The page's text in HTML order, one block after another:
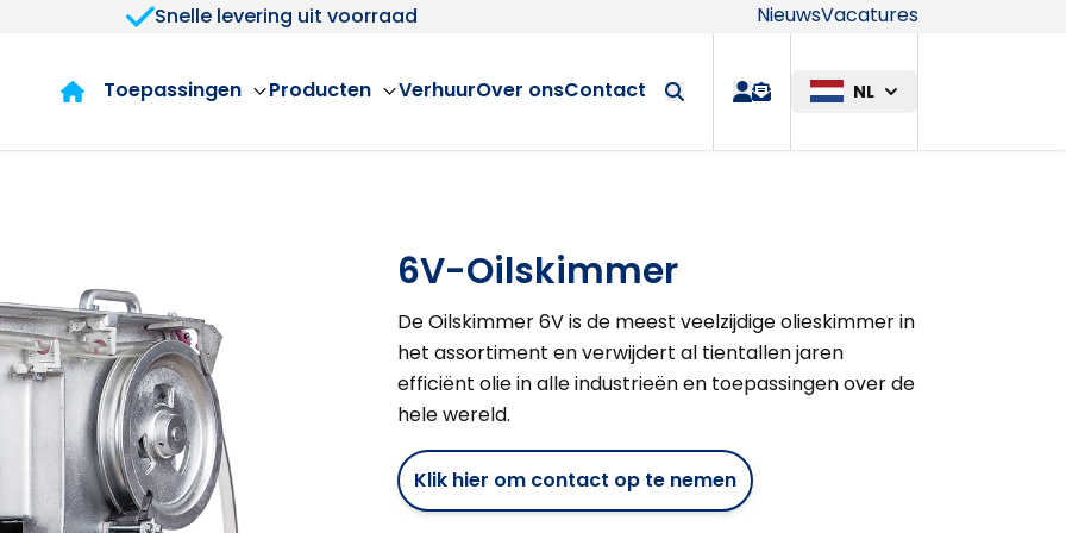
Snelle levering uit voorraad NieuwsVacatures
Toepassingen
Producten VerhuurOver onsContact quote NL
6V-Oilskimmer
De Oilskimmer 6V is de meest veelzijdige olieskimmer in
het assortiment en verwijdert al tientallen jaren
efficiënt olie in alle industrieën en toepassingen over de
hele wereld.
Klik hier om contact op te nemen